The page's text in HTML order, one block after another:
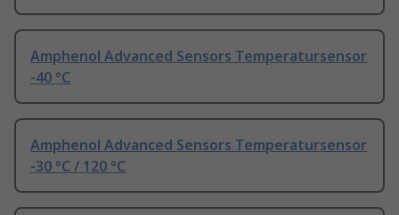
Amphenol Advanced Sensors Temperatursensor
-40 °C
Amphenol Advanced Sensors Temperatursensor
-30 °C / 120 °C